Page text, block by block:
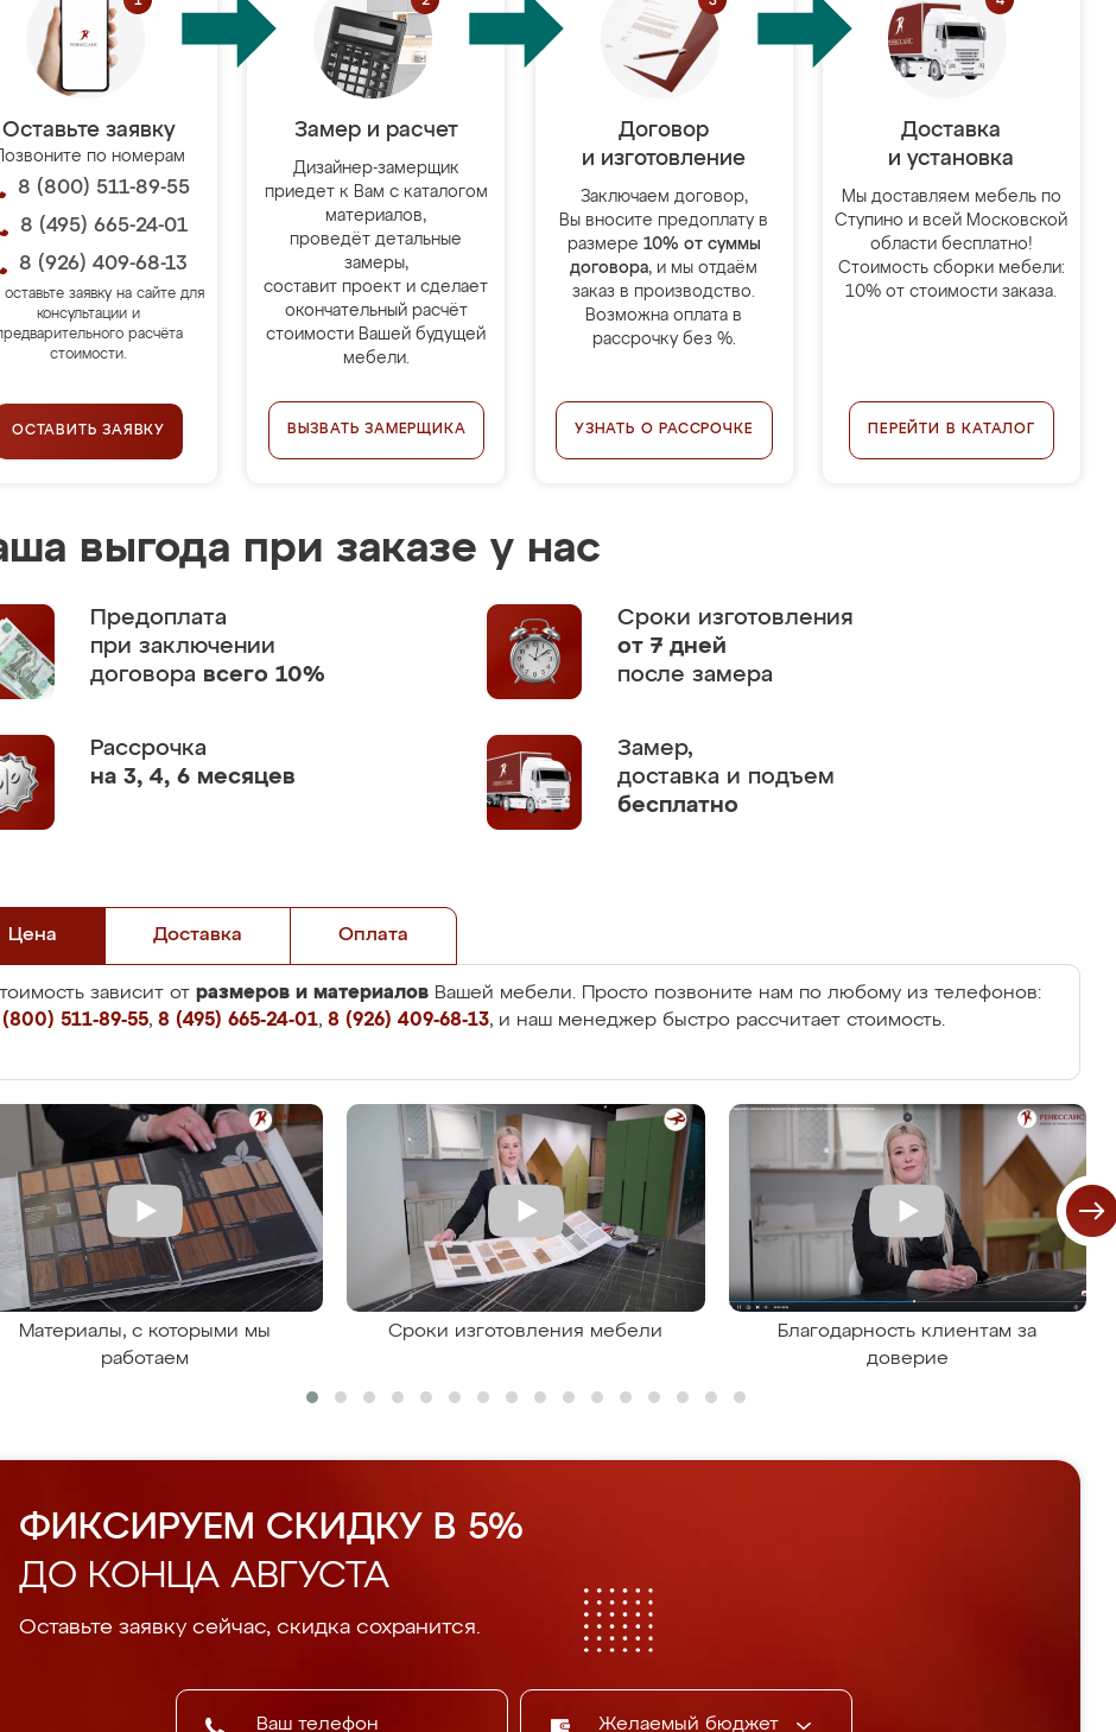
Оставьте заявку
Позвоните по номерам
8 (800) 511-89-55
8 (495) 665-24-01
8 (926) 409-68-13
заявку на сайте для
консультации и
расчёта
стоимости.
ОСТАВИТЬ ЗАЯВКУ
Замер и расчет
Дизайнер-замерщик
приедет к Вам с каталогом
материалов,
проведёт детальные
замеры,
составит проект и сделает
окончательный расчёт
стоимости Вашей будущей
мебели.
ВЫЗВАТЬ ЗАМЕРЩИКА
Договор
и изготовление
Заключаем договор,
Вы вносите предоплату в
размере 10% от суммы
договора, и мы отдаём
заказ в производство.
Возможна оплата в
рассрочку без %.
УЗНАТЬ О РАССРОЧКЕ
Доставка
и установка
Мы доставляем мебель по
Ступино и всей Московской
области бесплатно!
Стоимость сборки мебели:
10% от стоимости заказа.
ПЕРЕЙТИ В КАТАЛОГ
выгода при заказе у нас
Предоплата
при заключении
договора всего 10%
Сроки изготовления
от 7 дней
после замера
Рассрочка
на 3, 4, 6 месяцев
Замер,
доставка и подъем
бесплатно
Цена Доставка Оплата
зависит от размеров и материалов Вашей мебели. Просто позвоните нам по любому из телефонов:
511-89-55, 8 (495) 665-24-01, 8 (926) 409-68-13, и наш менеджер быстро рассчитает стоимость.
Материалы, с которыми мы
работаем
Сроки изготовления мебели
Благодарность клиентам за
доверие
ФИКСИРУЕМ СКИДКУ В 5%
ДО КОНЦА АВГУСТА
Оставьте заявку сейчас, скидка сохранится.
Желаемый бюджет